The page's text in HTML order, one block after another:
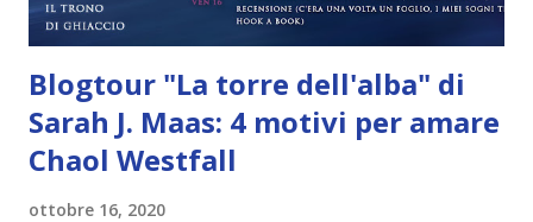
Blogtour "La torre dell'alba" di
Sarah J. Maas: 4 motivi per amare
Chaol Westfall
ottobre 16, 2020